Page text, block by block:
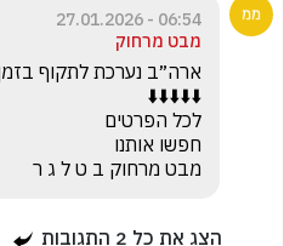
06:54 - 27.01.2026
מבט מרחוק
מבט מרחוק ב ט ל ג ר
הצג את כל 2 התגובות